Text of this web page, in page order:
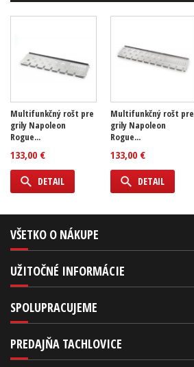
Multifunkčný rošt pre
grily Napoleon
Rogue...
133,00 €
DETAIL
Multifunkčný rošt pre
grily Napoleon
Rogue...
133,00 €
DETAIL
VŠETKO O NÁKUPE
UŽITOČNÉ INFORMÁCIE
SPOLUPRACUJEME
PREDAJŇA TACHLOVICE